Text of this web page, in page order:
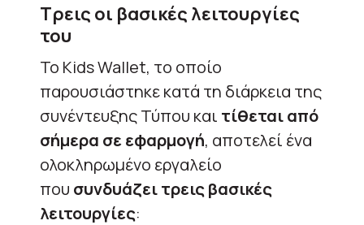
Τρεις οι βασικές λειτουργίες
του
Το Kids Wallet, το οποίο
παρουσιάστηκε κατά τη διάρκεια της
συνέντευξης Τύπου και τίθεταιαπό
σήμερα σε εφαρμογή, αποτελεί ένα
ολοκληρωμένο εργαλείο
που συνδυάζει τρεις βασικές
λειτουργίες: